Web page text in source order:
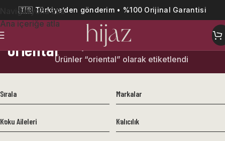
Navigasyona atla
Ana içeriğe atla
🇹🇷 Türkiye’den gönderim • %100 Orijinal Garantisi
orientalÜrünler “oriental” olarak etiketlendi
Sırala Markalar
Koku Aileleri Kalıcılık